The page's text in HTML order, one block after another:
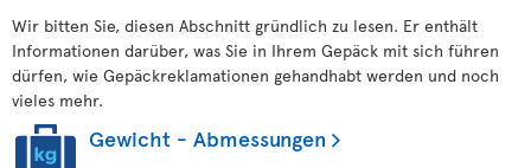
Wir bitten Sie, diesen Abschnitt gründlich zu lesen. Er enthält
Informationen darüber, was Sie in Ihrem Gepäck mit sich führen
dürfen, wie Gepäckreklamationen gehandhabt werden und noch
vieles mehr.
Gewicht - Abmessungen